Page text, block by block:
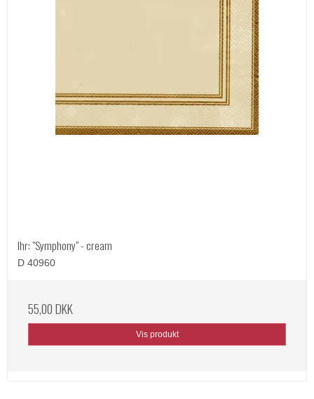
Ihr: "Symphony" - cream
D 40960
55,00 DKK
Vis produkt